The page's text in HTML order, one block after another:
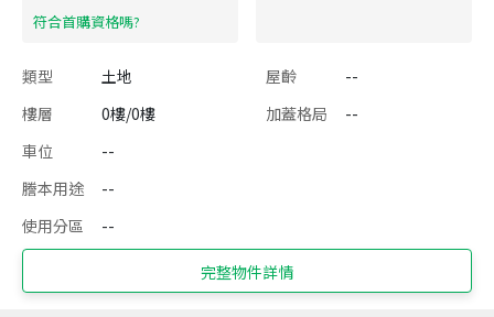
​符合首購資格嗎?
類型 土地 屋齡
--
樓層
0樓/0樓 加蓋格局
--
車位
--
謄本用途
--
使用分區
--
完整物件詳情